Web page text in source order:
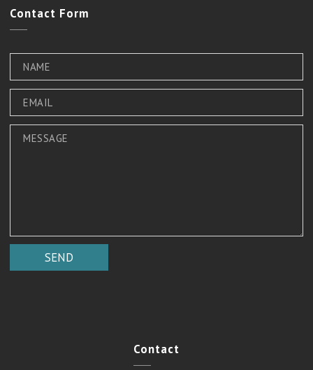
Contact Form
Contact